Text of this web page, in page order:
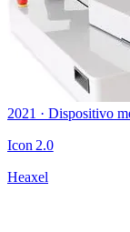
2021 · Dispositivo
Icon 2.0
Heaxel